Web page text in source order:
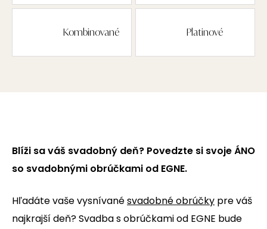
Kombinované Platinové
Blíži sa váš svadobný deň? Povedzte si svoje ÁNO
so svadobnými obrúčkami od EGNE.
Hľadáte vaše vysnívanésvadobné obrúčky pre váš
najkrajší deň? Svadba s obrúčkami od EGNE bude